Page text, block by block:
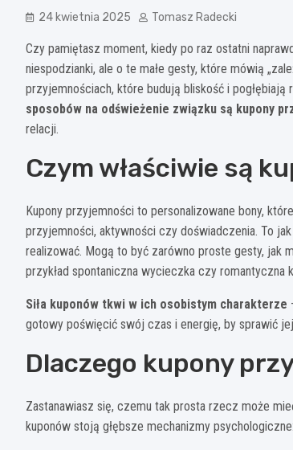
24 kwietnia 2025 Tomasz Radecki
Czy pamiętasz moment, kiedy po raz ostatni
niespodzianki, ale o te małe gesty, które mówią
przyjemnościach, które budują bliskość i pogłębiają
sposobów na odświeżenie związku są kupony
relacji.
Czym właściwie są
Kupony przyjemności to personalizowane bony,
przyjemności, aktywności czy doświadczenia. To
realizować. Mogą to być zarówno proste gesty, jak
przykład spontaniczna wycieczka czy romantyczna
Siła kuponów tkwi w ich osobistym charakterze
gotowy poświęcić swój czas i energię, by sprawić
Dlaczego kupony
Zastanawiasz się, czemu tak prosta rzecz może
kuponów stoją głębsze mechanizmy psychologiczne: